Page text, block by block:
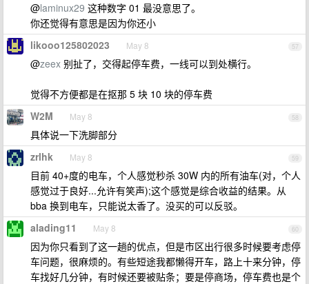
@laminux29 这种数字 01 最没意思了。
你还觉得有意思是因为你还小
57
likooo125802023 May 8
@zeex 别扯了，交得起停车费，一线可以到处横行。
觉得不方便都是在抠那 5 块 10 块的停车费
58
W2M May 8
具体说一下洗脚部分
59
zrlhk May 8
目前 40+度的电车，个人感觉秒杀 30W 内的所有油车(对，个人
感觉过于良好...允许有笑声);这个感觉是综合收益的结果。从
bba 换到电车，只能说太香了。没买的可以反驳。
60
alading11 May 8
因为你只看到了这一趟的优点，但是市区出行很多时候要考虑停
车问题，很麻烦的。有些短途我都懒得开车，路上十来分钟，停
车找好几分钟，有时候还要被贴条；要是停商场，停车费也是个